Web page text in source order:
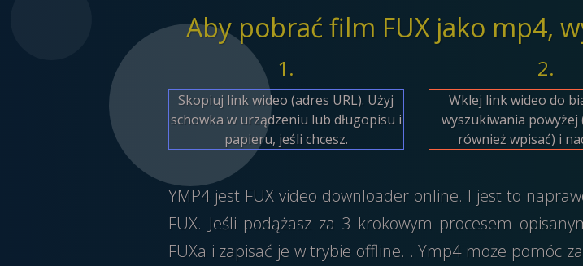
Aby pobrać film FUX jako mp4,
1.
Skopiuj link wideo (adres URL). Użyj
schowka w urządzeniu lub długopisu i
papieru, jeśli chcesz.
2.
Wklej link wideo do
wyszukiwania powyżej
również wpisać) i
YMP4 jest FUX video downloader online. I jest to
FUX. Jeśli podążasz za 3 krokowym procesem
FUXa i zapisać je w trybie offline. . Ymp4 może pomóc